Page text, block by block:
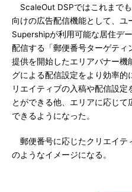
ScaleOut DSPではこれまで
向けの広告配信機能として、ユ
Supershipが利用可能な居住デ
配信する「郵便番号ターゲティ
提供を開始したエリアバナー機
グによる配信設定をより効率的
リエイティブの入稿や配信設定
とができる他、エリアに応じ
できるようになった。
郵便番号に応じたクリエイテ
のようなイメージになる。